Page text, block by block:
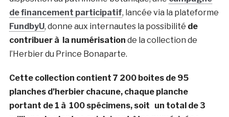
de financement participatif, lancée via la plateforme
FundbyU, donne aux internautes la possibilité de
contribuer à la numérisation de la collection de
l’Herbier du Prince Bonaparte.
Cette collection contient 7 200 boites de 95
planches d’herbier chacune, chaque planche
portant de 1 à 100 spécimens, soit un total de 3